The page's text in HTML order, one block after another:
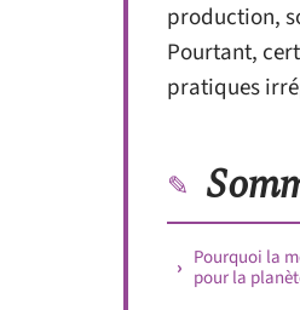
production,
Pourtant,
pratiques
Pourquoi la
pour la